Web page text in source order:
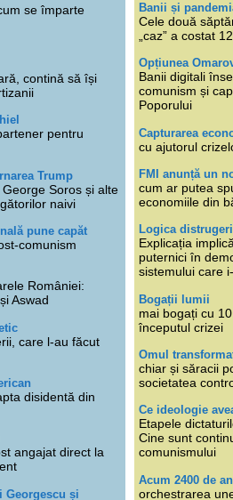
se împarte
contină să își
pentru
Trump
Soros și alte
naivi
pune capăt
comunism
României:
Aswad
care l-au făcut
disidentă din
angajat direct la
Georgescu și
Banii și
Cele două
„caz” a costat
Opțiunea
Banii digitali
comunism și
Poporului
Capturarea
cu ajutorul
FMI anunță un
cum ar putea
economiile din
Logica
Explicația
puternici în
sistemului care
Bogații lumii
mai bogați cu
începutul crizei
Omul
chiar și săracii
societatea
Ce ideologie
Etapele
Cine sunt
comunismului
Acum 2400 de
orchestrarea